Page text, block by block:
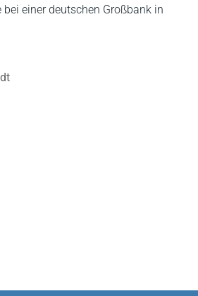
bei einer deutschen Großbank in